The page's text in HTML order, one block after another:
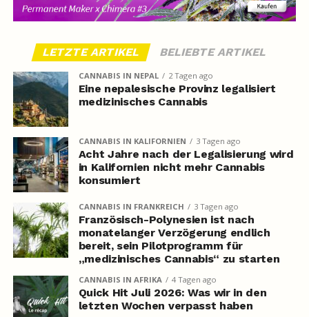
LETZTE ARTIKEL BELIEBTE ARTIKEL
CANNABIS IN NEPAL 2 Tagen ago
Eine nepalesische Provinz legalisiert
medizinisches Cannabis
CANNABIS IN KALIFORNIEN 3 Tagen ago
Acht Jahre nach der Legalisierung wird
in Kalifornien nicht mehr Cannabis
konsumiert
CANNABIS IN FRANKREICH 3 Tagen ago
Französisch-Polynesien ist nach
monatelanger Verzögerung endlich
bereit, sein Pilotprogramm für
„medizinisches Cannabis“ zu starten
CANNABIS IN AFRIKA 4 Tagen ago
Quick Hit Juli 2026: Was wir in den
letzten Wochen verpasst haben